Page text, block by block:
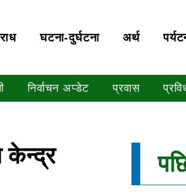
घटना-दुर्घटना अर्थ
निर्वाचन अप्डेट प्रवास
केन्द्र